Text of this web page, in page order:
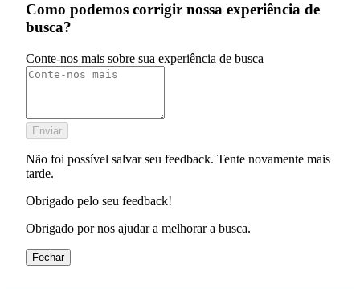
Como podemos corrigir nossa experiência de
busca?
Conte-nos mais sobre sua experiência de busca
Enviar
Não foi possível salvar seu feedback. Tente novamente mais
tarde.
Obrigado pelo seu feedback!
Obrigado por nos ajudar a melhorar a busca.
Fechar